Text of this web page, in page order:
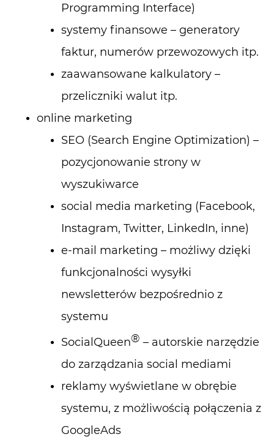
Programming Interface)
systemy finansowe – generatory
faktur, numerów przewozowych itp.
zaawansowane kalkulatory –
przeliczniki walut itp.
online marketing
SEO (Search Engine Optimization) –
pozycjonowanie strony w
wyszukiwarce
social media marketing (Facebook,
Instagram, Twitter, LinkedIn, inne)
e-mail marketing – możliwy dzięki
funkcjonalności wysyłki
newsletterów bezpośrednio z
systemu
SocialQueen® – autorskie narzędzie
do zarządzania social mediami
reklamy wyświetlane w obrębie
systemu, z możliwością połączenia z
GoogleAds